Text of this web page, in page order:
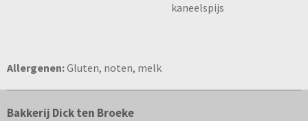
kaneelspijs
Allergenen:Gluten, noten, melk
Bakkerij Dick ten Broeke